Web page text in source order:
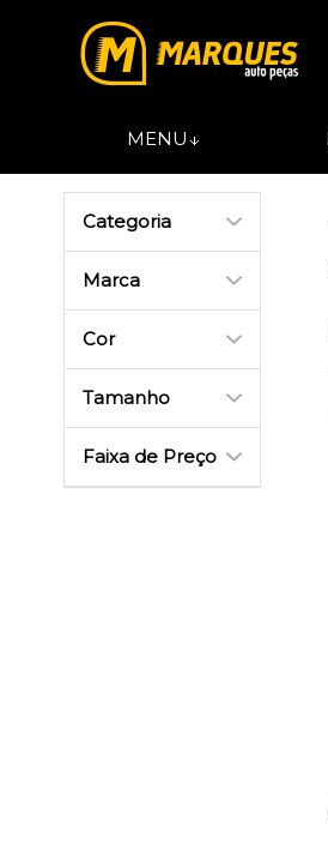
MENU
Categoria
Marca
Cor
Tamanho
Faixa de Preço